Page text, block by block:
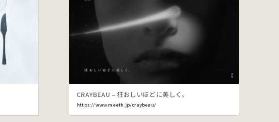
CRAYBEAU – 狂おしいほどに美しく。
https://www.meeth.jp/craybeau/